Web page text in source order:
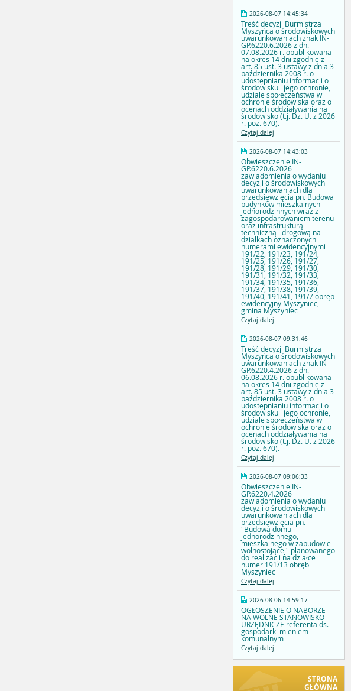
2026-08-07 14:45:34
Treść decyzji Burmistrza
Myszyńca o środowiskowych
uwarunkowaniach znak IN-
GP.6220.6.2026 z dn.
07.08.2026 r. opublikowana
na okres 14 dni zgodnie z
art. 85 ust. 3 ustawy z dnia 3
października 2008 r. o
udostępnianiu informacji o
środowisku i jego ochronie,
udziale społeczeństwa w
ochronie środowiska oraz o
ocenach oddziaływania na
środowisko (t.j. Dz. U. z 2026
r. poz. 670).
Czytaj dalej
2026-08-07 14:43:03
Obwieszczenie IN-
GP.6220.6.2026
zawiadomienia o wydaniu
decyzji o środowiskowych
uwarunkowaniach dla
przedsięwzięcia pn. Budowa
budynków mieszkalnych
jednorodzinnych wraz z
zagospodarowaniem terenu
oraz infrastrukturą
techniczną i drogową na
działkach oznaczonych
numerami ewidencyjnymi
191/22, 191/23, 191/24,
191/25, 191/26, 191/27,
191/28, 191/29, 191/30,
191/31, 191/32, 191/33,
191/34, 191/35, 191/36,
191/37, 191/38, 191/39,
191/40, 191/41, 191/7 obręb
ewidencyjny Myszyniec,
gmina Myszyniec
Czytaj dalej
2026-08-07 09:31:46
Treść decyzji Burmistrza
Myszyńca o środowiskowych
uwarunkowaniach znak IN-
GP.6220.4.2026 z dn.
06.08.2026 r. opublikowana
na okres 14 dni zgodnie z
art. 85 ust. 3 ustawy z dnia 3
października 2008 r. o
udostępnianiu informacji o
środowisku i jego ochronie,
udziale społeczeństwa w
ochronie środowiska oraz o
ocenach oddziaływania na
środowisko (t.j. Dz. U. z 2026
r. poz. 670).
Czytaj dalej
2026-08-07 09:06:33
Obwieszczenie IN-
GP.6220.4.2026
zawiadomienia o wydaniu
decyzji o środowiskowych
uwarunkowaniach dla
przedsięwzięcia pn.
"Budowa domu
jednorodzinnego,
mieszkalnego w zabudowie
wolnostojącej" planowanego
do realizacji na działce
numer 191/13 obręb
Myszyniec
Czytaj dalej
2026-08-06 14:59:17
OGŁOSZENIE O NABORZE
NA WOLNE STANOWISKO
URZĘDNICZE referenta ds.
gospodarki mieniem
komunalnym
Czytaj dalej
STRONA
GŁÓWNA